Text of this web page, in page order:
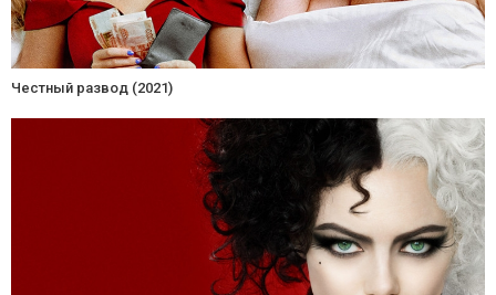
Честный развод (2021)